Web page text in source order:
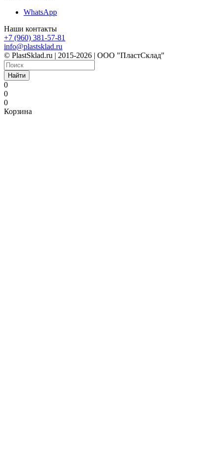
WhatsApp
Наши контакты
+7 (960) 381-57-81
info@plastsklad.ru
© PlastSklad.ru | 2015-2026 | ООО "ПластСклад"
Найти
0
0
0
Корзина